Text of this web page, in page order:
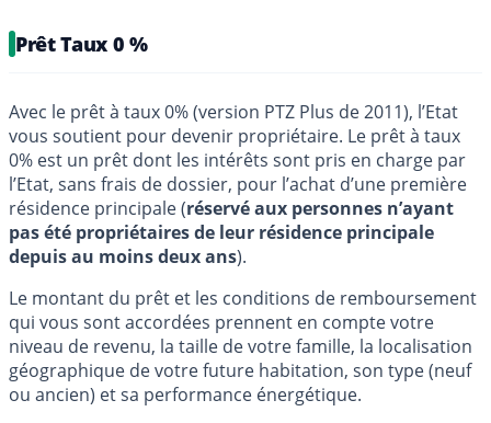
Prêt Taux 0 %
Avec le prêt à taux 0% (version PTZ Plus de 2011), l’Etat
vous soutient pour devenir propriétaire. Le prêt à taux
0% est un prêt dont les intérêts sont pris en charge par
l’Etat, sans frais de dossier, pour l’achat d’une première
résidence principale (réservé aux personnes n’ayant
pas été propriétaires de leur résidence principale
depuis au moins deux ans).
Le montant du prêt et les conditions de remboursement
qui vous sont accordées prennent en compte votre
niveau de revenu, la taille de votre famille, la localisation
géographique de votre future habitation, son type (neuf
ou ancien) et sa performance énergétique.